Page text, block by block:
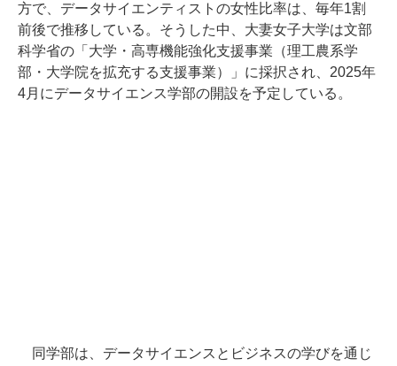
方で、データサイエンティストの女性比率は、毎年1割
前後で推移している。そうした中、大妻女子大学は文部
科学省の「大学・高専機能強化支援事業（理工農系学
部・大学院を拡充する支援事業）」に採択され、2025年
4月にデータサイエンス学部の開設を予定している。
同学部は、データサイエンスとビジネスの学びを通じ